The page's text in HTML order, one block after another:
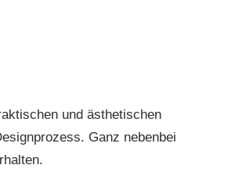
und ästhetischen
Ganz nebenbei